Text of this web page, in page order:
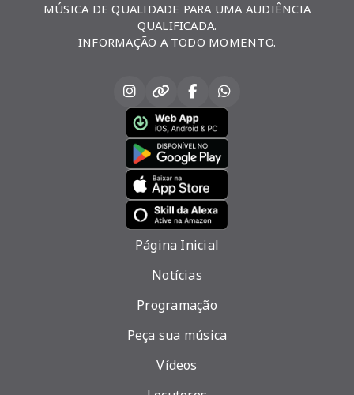
MÚSICA DE QUALIDADE PARA UMA AUDIÊNCIA
QUALIFICADA.
INFORMAÇÃO A TODO MOMENTO.
Página Inicial
Notícias
Programação
Peça sua música
Vídeos